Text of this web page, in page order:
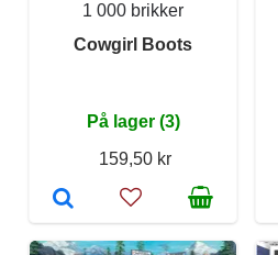
1 000 brikker
Cowgirl Boots
På lager (3)
159,50 kr